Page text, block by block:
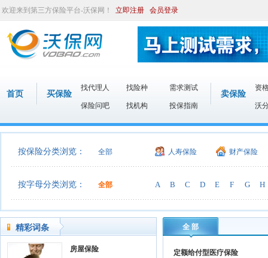
欢迎来到第三方保险平台-沃保网！ 立即注册 会员登录
首页 买保险
找代理人 找险种 需求测试
保险问吧 找机构 投保指南
卖保险
资
沃
按保险分类浏览： 全部 人寿保险 财产保险
按字母分类浏览： 全部 A B C D E F G H
精彩词条
房屋保险
全 部
定额给付型医疗保险